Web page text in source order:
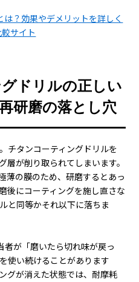
は？効果やデメリットを詳しく
サイト
ドリルの正しい
研磨の落とし穴
チタンコーティングドリルを
層が削り取られてしまいます。
薄の膜のため、研磨するとあっ
後にコーティングを施し直さな
と同等かそれ以下に落ちま
者が「磨いたら切れ味が戻っ
使い続けることがあります
グが消えた状態では、耐摩耗